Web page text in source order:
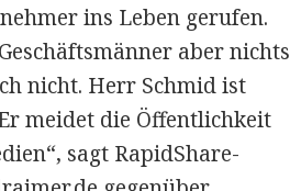
ins Leben gerufen.
aber nichts
nicht. Herr Schmid ist
meidet die Öffentlichkeit
sagt RapidShare-